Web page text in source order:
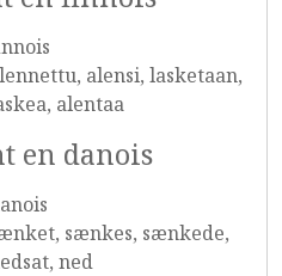
alensi, lasketaan,
alentaa
en danois
sænkes, sænkede,
ned